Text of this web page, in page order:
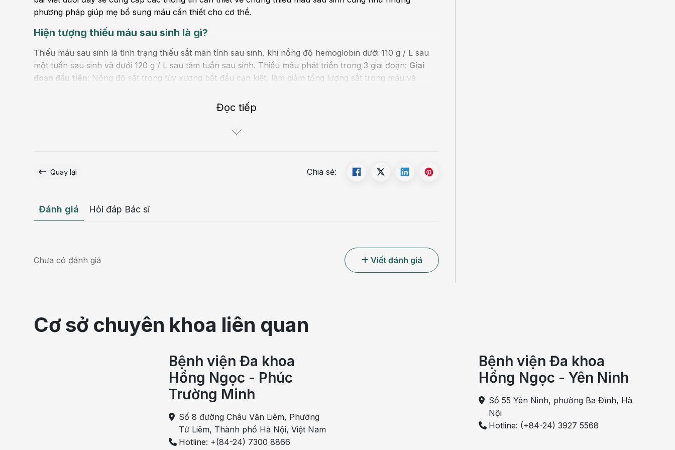
phương pháp giúp mẹ bổ sung máu cần thiết cho cơ thể.
Hiện tượng thiếu máu sau sinh là gì?
Thiếu máu sau sinh là tình trạng thiếu sắt mãn tính sau sinh, khi nồng độ hemoglobin dưới 110 g / L sau
một tuần sau sinh và dưới 120 g / L sau tám tuần sau sinh. Thiếu máu phát triển trong 3 giai đoạn: Giai
đoạn đầu tiên: Nồng độ sắt trong tủy xương bắt đầu cạn kiệt, làm giảm tổng lượng sắt trong máu và
trạng thiếu máu bắt đầu xuất hiện. Cơ thể bắt đầu cảm thấy mệt mỏi hơn và xuất hiện tình trạng đau đầu.
Sự thiếu hụt này có thể được phát hiện thông qua các xét nghiệm máu. Cũng trong giai đoạn này, việc
Giai đoạn ba
Thiếu máu sau sinh là tình trạng phổ biến ở phụ nữ
Nguyên nhân của tình trạng thiếu máu sau sinh
Thiếu máu là tình trạng phổ biến ở các chị em phụ nữ sau khi sinh, nguyên nhân để dẫn đến tình trạng
này được xác định từ nhiều nguồn khác nhau. Trong đó:
Đọc tiếp
Quay lại Chia sẻ:
Đánh giá Hỏi đáp Bác sĩ
Chưa có đánh giá Viết đánh giá
Cơ sở chuyên khoa liên quan
Bệnh viện Đa khoa
Hồng Ngọc - Phúc
Trường Minh
Số 8 đường Châu Văn Liêm, Phường
Từ Liêm, Thành phố Hà Nội, Việt Nam
Hotline: +(84-24) 7300 8866
Bệnh viện Đa khoa
Hồng Ngọc - Yên Ninh
Số 55 Yên Ninh, phường Ba Đình, Hà
Nội
Hotline: (+84-24) 3927 5568